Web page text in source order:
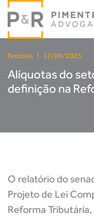
Notícias 12/09/2025
Alíquotas do
definição na
O relatório do
Projeto de Lei
Reforma